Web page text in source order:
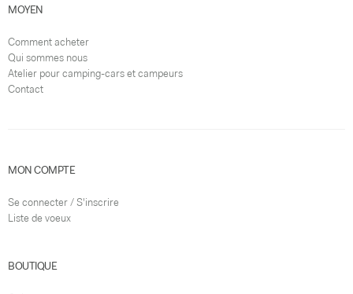
MOYEN
Comment acheter
Qui sommes nous
Atelier pour camping-cars et campeurs
Contact
MON COMPTE
Se connecter / S'inscrire
Liste de voeux
BOUTIQUE